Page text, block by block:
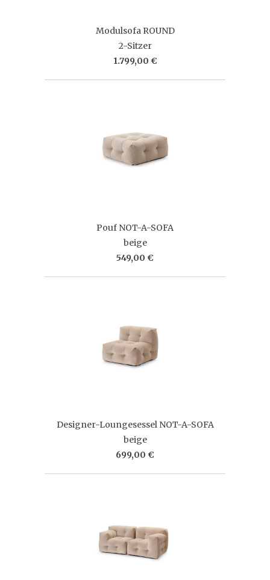
Modulsofa ROUND
2-Sitzer
1.799,00 €
Pouf NOT-A-SOFA
beige
549,00 €
Designer-Loungesessel NOT-A-SOFA
beige
699,00 €